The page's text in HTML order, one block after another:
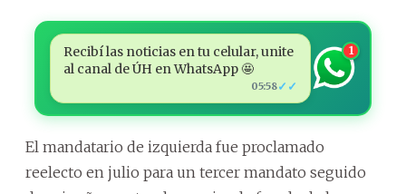
Recibí las noticias en tu celular, unite
al canal de ÚH en WhatsApp 🤩
05:58✓✓
1
El mandatario de izquierda fue proclamado
reelecto en julio para un tercer mandato seguido